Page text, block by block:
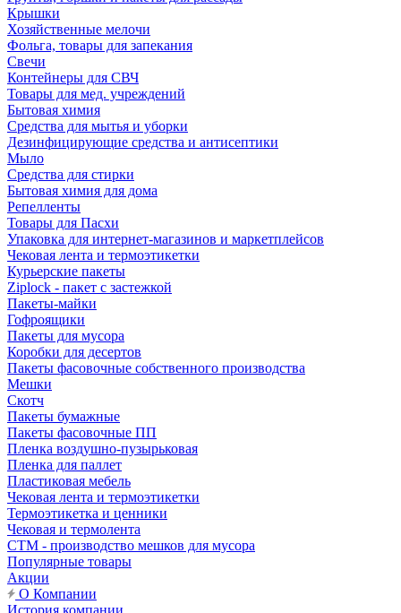
Крышки
Хозяйственные мелочи
Фольга, товары для запекания
Свечи
Контейнеры для СВЧ
Товары для мед. учреждений
Бытовая химия
Средства для мытья и уборки
Дезинфицирующие средства и антисептики
Мыло
Средства для стирки
Бытовая химия для дома
Репелленты
Товары для Пасхи
Упаковка для интернет-магазинов и маркетплейсов
Чековая лента и термоэтикетки
Курьерские пакеты
Ziplock - пакет с застежкой
Пакеты-майки
Гофроящики
Пакеты для мусора
Коробки для десертов
Пакеты фасовочные собственного производства
Мешки
Скотч
Пакеты бумажные
Пакеты фасовочные ПП
Пленка воздушно-пузырьковая
Пленка для паллет
Пластиковая мебель
Чековая лента и термоэтикетки
Термоэтикетка и ценники
Чековая и термолента
СТМ - производство мешков для мусора
Популярные товары
Акции
О Компании
История компании